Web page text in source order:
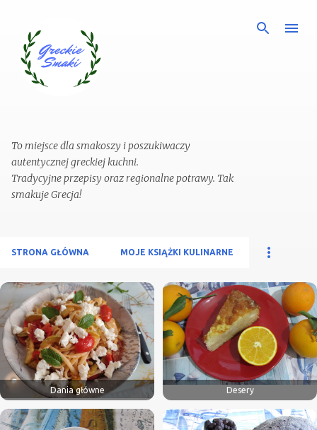
To miejsce dla smakoszy i poszukiwaczy
autentycznej greckiej kuchni.
Tradycyjne przepisy oraz regionalne potrawy. Tak
STRONA GŁÓWNA MOJE KSIĄŻKI KULINARNE
Dania główne Desery